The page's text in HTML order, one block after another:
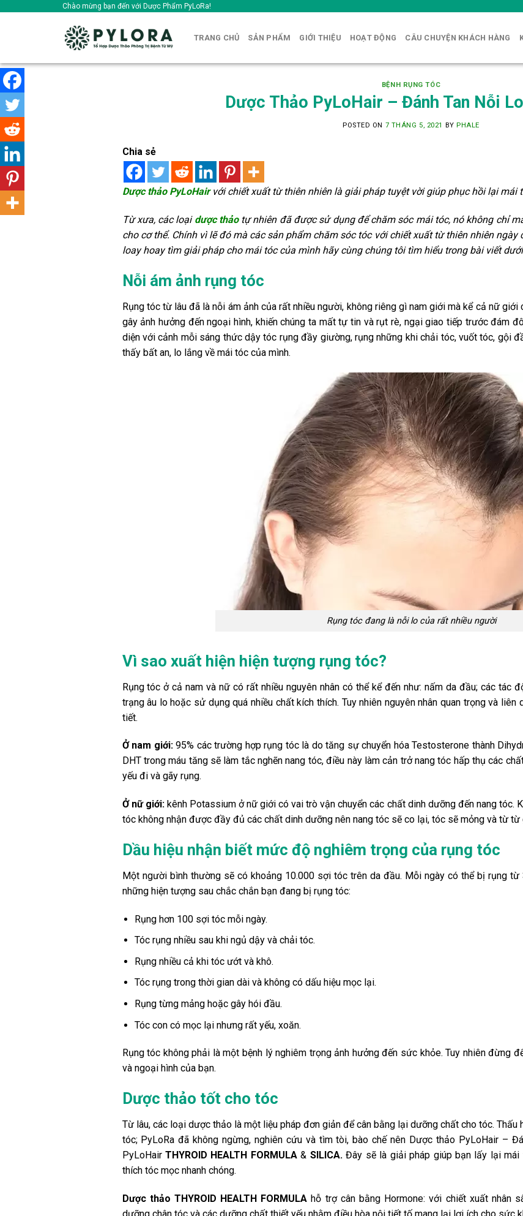
Chào mừng bạn đến với Dược Phẩm PyLoRa!
TRANG CHỦ SẢN PHẨM GIỚI THIỆU HOẠT ĐỘNG CÂU CHUYỆN KHÁCH HÀNG
BỆNH RỤNG TÓC
Dược Thảo PyLoHair – Đánh Tan Nỗi
POSTED ON 7 THÁNG 5, 2021 BY PHALE
Chia sẻ
Dược thảo PyLoHairvới chiết xuất từ thiên nhiên là giải pháp tuyệt vời giúp phục hồi lại mái
Từ xưa, các loại dược thảotự nhiên đã được sử dụng để chăm sóc mái tóc, nó không chỉ
cho cơ thể. Chính vì lẽ đó mà các sản phẩm chăm sóc tóc với chiết xuất từ thiên nhiên
loay hoay tìm giải pháp cho mái tóc của mình hãy cùng chúng tôi tìm hiểu trong bài viết
Nỗi ám ảnh rụng tóc
Rụng tóc từ lâu đã là nỗi ám ảnh của rất nhiều người, không riêng gì nam giới mà kể cả nữ giới
gây ảnh hưởng đến ngoại hình, khiến chúng ta mất tự tin và rụt rè, ngại giao tiếp trước đám
diện với cảnh mỗi sáng thức dậy tóc rụng đầy giường, rụng những khi chải tóc, vuốt tóc, gội
thấy bất an, lo lắng về mái tóc của mình.
Rụng tóc đang là nỗi lo của rất nhiều người
Vì sao xuất hiện hiện tượng rụng tóc?
Rụng tóc ở cả nam và nữ có rất nhiều nguyên nhân có thể kể đến như: nấm da đầu; các tác
trạng âu lo hoặc sử dụng quá nhiều chất kích thích. Tuy nhiên nguyên nhân quan trọng và
tiết.
Ở nam giới:95% các trường hợp rụng tóc là do tăng sự chuyển hóa Testosterone thành
DHT trong máu tăng sẽ làm tắc nghẽn nang tóc, điều này làm cản trở nang tóc hấp thụ các
yếu đi và gãy rụng.
Ở nữ giới:kênh Potassium ở nữ giới có vai trò vận chuyển các chất dinh dưỡng đến nang tóc.
tóc không nhận được đầy đủ các chất dinh dưỡng nên nang tóc sẽ co lại, tóc sẽ mỏng và từ từ
Dầu hiệu nhận biết mức độ nghiêm trọng của rụng tóc
Một người bình thường sẽ có khoảng 10.000 sợi tóc trên da đầu. Mỗi ngày có thể bị rụng
những hiện tượng sau chắc chắn bạn đang bị rụng tóc:
Rụng hơn 100 sợi tóc mỗi ngày.
Tóc rụng nhiều sau khi ngủ dậy và chải tóc.
Rụng nhiều cả khi tóc ướt và khô.
Tóc rụng trong thời gian dài và không có dấu hiệu mọc lại.
Rụng từng mảng hoặc gây hói đầu.
Tóc con có mọc lại nhưng rất yếu, xoăn.
Rụng tóc không phải là một bệnh lý nghiêm trọng ảnh hưởng đến sức khỏe. Tuy nhiên đừng
và ngoại hình của bạn.
Dược thảo tốt cho tóc
Từ lâu, các loại dược thảo là một liệu pháp đơn giản để cân bằng lại dưỡng chất cho tóc.
tóc; PyLoRa đã không ngừng, nghiên cứu và tìm tòi, bào chế nên Dược thảo PyLoHair –
PyLoHair THYROID HEALTH FORMULA& SILICA.Đây sẽ là giải pháp giúp bạn lấy lại mái
thích tóc mọc nhanh chóng.
Dược thảo THYROID HEALTH FORMULAhỗ trợ cân bằng Hormone: với chiết xuất nhân